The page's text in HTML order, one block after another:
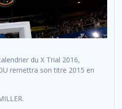
du X Trial 2016,
remettra son titre 2015 en